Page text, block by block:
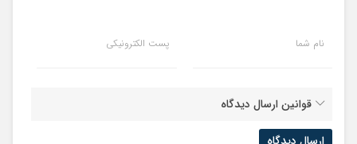
نام شما پست الکترونیکی
قوانین ارسال دیدگاه